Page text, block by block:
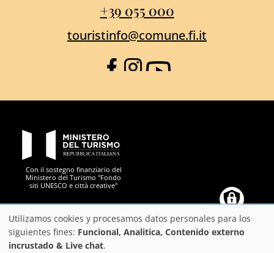
+39 055 000
touristinfo@comune.fi.it
Facebook
Instagram
YouTube
Con il sostegno finanziario del
Ministero del Turismo "Fondo
siti UNESCO e città creative"
Città Metropolitana
Uso
Utilizamos cookies y procesamos datos personales para los
siguientes fines: Funcional, Analitica, Contenido externo
incrustado & Live chat.